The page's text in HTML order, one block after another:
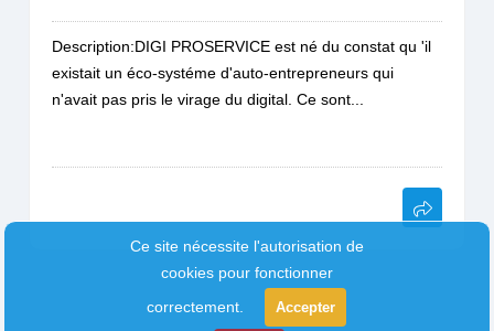
Description:DIGI PROSERVICE est né du constat qu 'il
existait un éco-systéme d'auto-entrepreneurs qui
n'avait pas pris le virage du digital. Ce sont...
Ce site nécessite l'autorisation de
cookies pour fonctionner
correctement.
Accepter